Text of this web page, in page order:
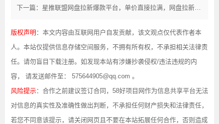
下一篇：星推联盟网盘拉新爆款平台，单价直接拉满，网盘拉新授权平台！
版权声明 ：本文内容由互联网用户自发贡献，该文观点仅代表作者本
人。本站仅提供信息存储空间服务，不拥有所有权，不承担相关法律责
任。请勿盲目下载注册。如发现本站有涉嫌抄袭侵权/违法违规的内
容， 请发送邮件至： 575644905@qq.com 。
风险提示：合作之前建议签订合同，58好项目网作为信息共享平台无法
对信息的真实性及准确性做出判断，不承担任何财产损失和法律责任，
若您不同意该提示，请关闭网页且不要在本站拓展任何合作，否则造成